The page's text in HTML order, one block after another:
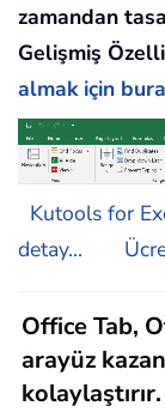
zamandan
Gelişmiş
almak için
Kutools for
detay...
Office Tab,
arayüz
kolaylaştırır.